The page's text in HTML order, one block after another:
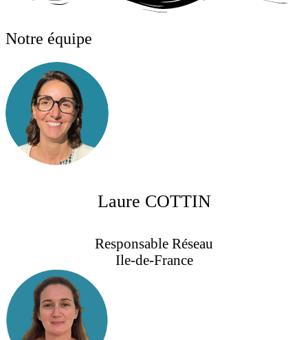
Notre équipe
Laure COTTIN
Responsable Réseau
Ile-de-France